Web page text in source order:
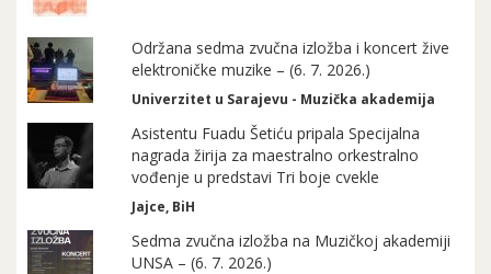
Održana sedma zvučna izložba i koncert žive
elektroničke muzike – (6. 7. 2026.)
Univerzitet u Sarajevu - Muzička akademija
Asistentu Fuadu Šetiću pripala Specijalna
nagrada žirija za maestralno orkestralno
vođenje u predstavi Tri boje cvekle
Jajce, BiH
Sedma zvučna izložba na Muzičkoj akademiji
UNSA – (6. 7. 2026.)